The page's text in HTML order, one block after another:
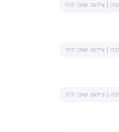
| צילום: שוקי לרר
| צילום: שוקי לרר
| צילום: שוקי לרר